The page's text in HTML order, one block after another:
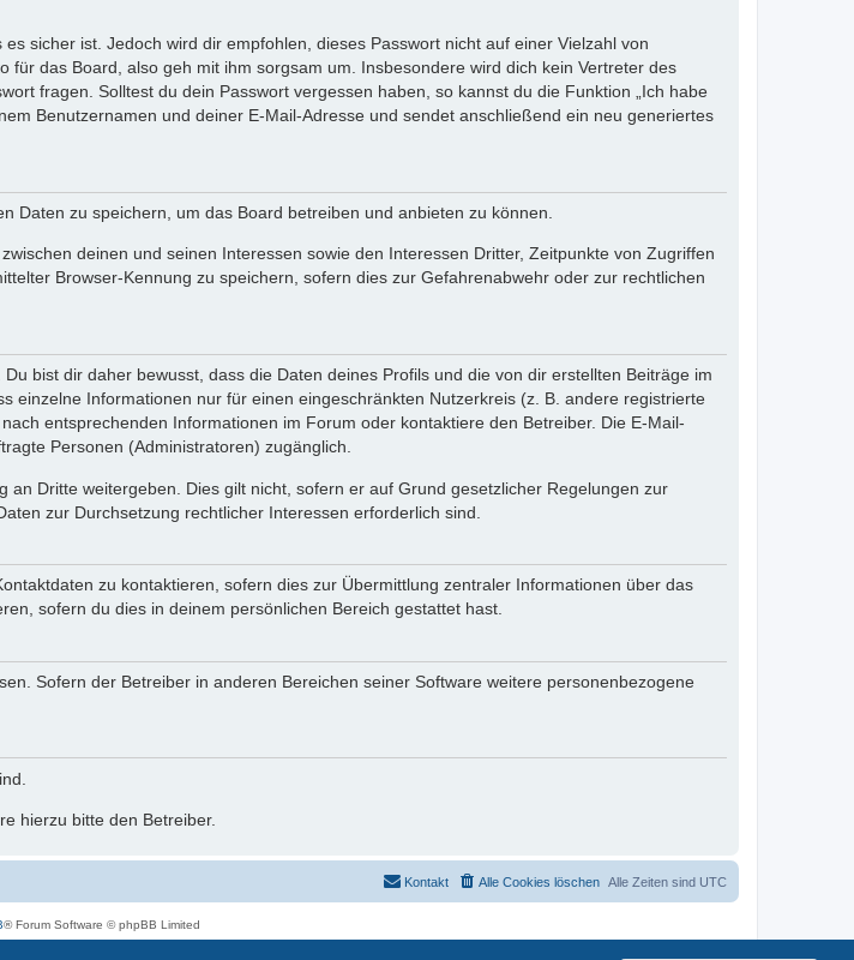
sicher ist. Jedoch wird dir empfohlen, dieses Passwort nicht auf einer Vielzahl von
das Board, also geh mit ihm sorgsam um. Insbesondere wird dich kein Vertreter des
fragen. Solltest du dein Passwort vergessen haben, so kannst du die Funktion „Ich habe
Benutzernamen und deiner E-Mail-Adresse und sendet anschließend ein neu generiertes
Daten zu speichern, um das Board betreiben und anbieten zu können.
deinen und seinen Interessen sowie den Interessen Dritter, Zeitpunkte von Zugriffen
Browser-Kennung zu speichern, sofern dies zur Gefahrenabwehr oder zur rechtlichen
bist dir daher bewusst, dass die Daten deines Profils und die von dir erstellten Beiträge im
einzelne Informationen nur für einen eingeschränkten Nutzerkreis (z. B. andere registrierte
entsprechenden Informationen im Forum oder kontaktiere den Betreiber. Die E-Mail-
Personen (Administratoren) zugänglich.
Dritte weitergeben. Dies gilt nicht, sofern er auf Grund gesetzlicher Regelungen zur
zur Durchsetzung rechtlicher Interessen erforderlich sind.
zu kontaktieren, sofern dies zur Übermittlung zentraler Informationen über das
sofern du dies in deinem persönlichen Bereich gestattet hast.
Sofern der Betreiber in anderen Bereichen seiner Software weitere personenbezogene
hierzu bitte den Betreiber.
Alle Zeiten sind UTC
Alle Cookies löschen
Kontakt
® Forum Software © phpBB Limited